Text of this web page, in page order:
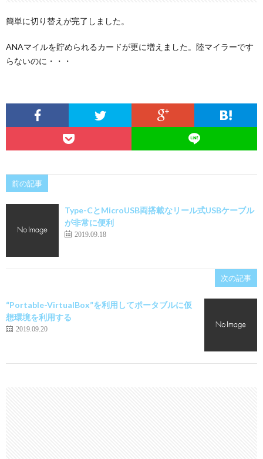
簡単に切り替えが完了しました。
ANAマイルを貯められるカードが更に増えました。陸マイラーです
らないのに・・・
前の記事
Type-CとMicroUSB両搭載なリール式USBケーブル
が非常に便利
2019.09.18
次の記事
“Portable-VirtualBox”を利用してポータブルに仮
想環境を利用する
2019.09.20